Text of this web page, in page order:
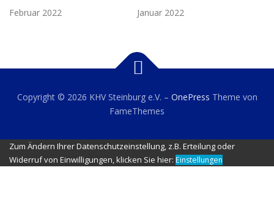
Februar 2022
Januar 2022
Copyright © 2026 KHV Steinburg e.V. – OnePress Theme von
FameThemes
Zum Ändern Ihrer Datenschutzeinstellung, z.B. Erteilung oder
Widerruf von Einwilligungen, klicken Sie hier: Einstellungen